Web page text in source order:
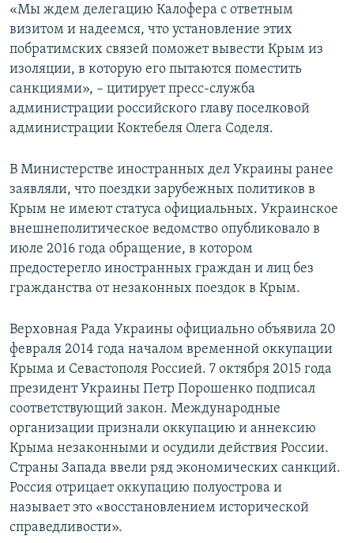
«Мы ждем делегацию Калофера с ответным
визитом и надеемся, что установление этих
побратимских связей поможет вывести Крым из
изоляции, в которую его пытаются поместить
санкциями», – цитирует пресс-служба
администрации российского главу поселковой
администрации Коктебеля Олега Соделя.
В Министерстве иностранных дел Украины ранее
заявляли, что поездки зарубежных политиков в
Крым не имеют статуса официальных. Украинское
внешнеполитическое ведомство опубликовало в
июле 2016 года обращение, в котором
предостерегло иностранных граждан и лиц без
гражданства от незаконных поездок в Крым.
Верховная Рада Украины официально объявила 20
февраля 2014 года началом временной оккупации
Крыма и Севастополя Россией. 7 октября 2015 года
президент Украины Петр Порошенко подписал
соответствующий закон. Международные
организации признали оккупацию и аннексию
Крыма незаконными и осудили действия России.
Страны Запада ввели ряд экономических санкций.
Россия отрицает оккупацию полуострова и
называет это «восстановлением исторической
справедливости».